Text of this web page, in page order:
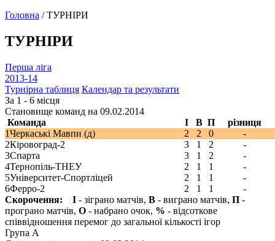
Головна /ТУРНІРИ
ТУРНІРИ
Перша ліга
2013-14
Турнірна таблиця Календар та результати
За 1 - 6 місця
Становище команд на 09.02.2014
Команда
І В П
різниця
1Черкаські Мавпи (д) 2 2 0
-
2Кіровоград-2 3 1 2
-
3Спарта 3 1 2
-
4Тернопіль-ТНЕУ 2 1 1
-
5Університет-Спортліцей 2 1 1
-
6Ферро-2 2 1 1
-
Скорочення:
І - зіграно матчів, В - виграно матчів, П -
програно матчів, О - набрано очок, % - відсоткове
співвідношення перемог до загальної кількості ігор
Група А